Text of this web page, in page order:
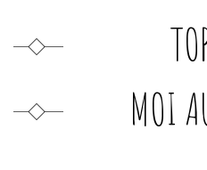
MOI